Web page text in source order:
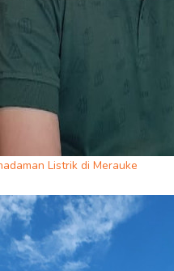
Listrik di Merauke